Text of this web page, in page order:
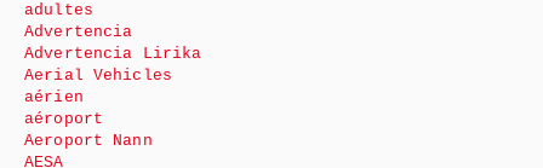
adultes
Advertencia
Advertencia Lirika
Aerial Vehicles
aérien
aéroport
Aeroport Nann
AESA